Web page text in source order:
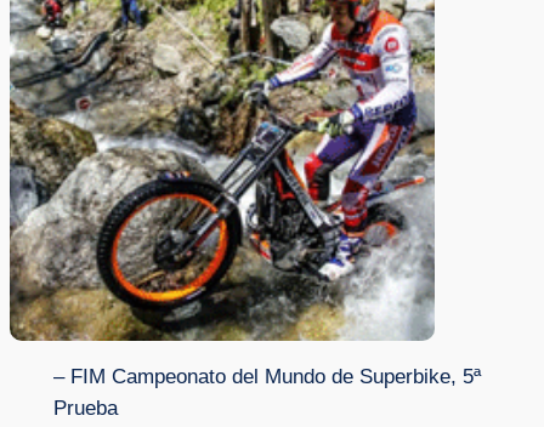
– FIM Campeonato del Mundo de Superbike, 5ª
Prueba